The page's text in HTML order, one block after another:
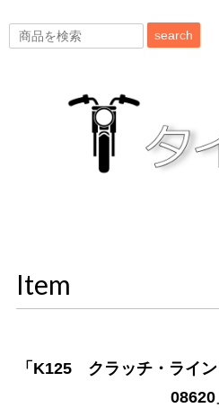
search
Item
「K125 クラッチ・ライ
08620